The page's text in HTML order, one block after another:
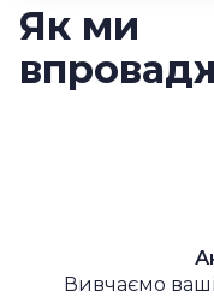
Як ми
Вивчаємо